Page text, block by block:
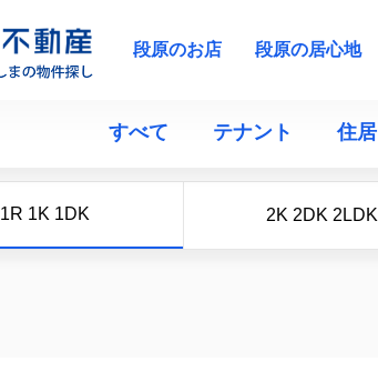
段原のお店 段原の居心地
すべて テナント 住居
1R 1K 1DK 2K 2DK 2LDK